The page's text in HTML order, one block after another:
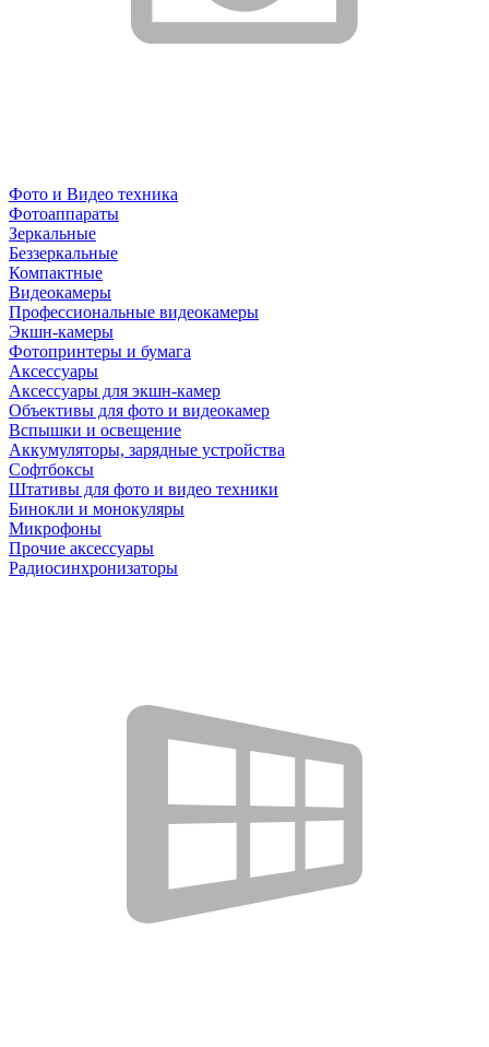
Фото и Видео техника
Фотоаппараты
Зеркальные
Беззеркальные
Компактные
Видеокамеры
Профессиональные видеокамеры
Экшн-камеры
Фотопринтеры и бумага
Аксессуары
Аксессуары для экшн-камер
Объективы для фото и видеокамер
Вспышки и освещение
Аккумуляторы, зарядные устройства
Софтбоксы
Штативы для фото и видео техники
Бинокли и монокуляры
Микрофоны
Прочие аксессуары
Радиосинхронизаторы